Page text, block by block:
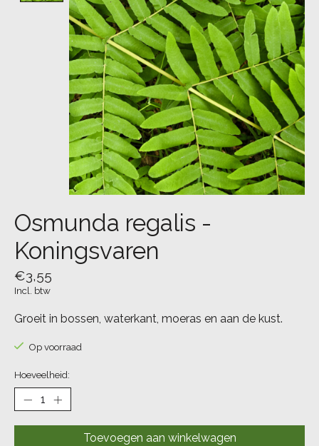
Osmunda regalis -
Koningsvaren
€3,55
Incl. btw
Groeit in bossen, waterkant, moeras en aan de kust.
Op voorraad
Hoeveelheid:
Toevoegen aan winkelwagen